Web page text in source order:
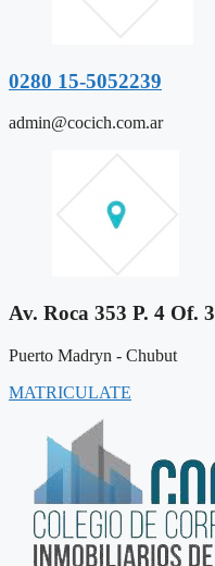
0280 15-5052239
admin@cocich.com.ar
Av. Roca 353 P. 4 Of. 3
Puerto Madryn - Chubut
MATRICULATE